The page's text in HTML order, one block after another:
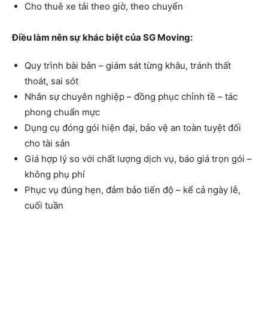
Cho thuê xe tải theo giờ, theo chuyến
Điều làm nên sự khác biệt của SG Moving:
Quy trình bài bản – giám sát từng khâu, tránh thất
thoát, sai sót
Nhân sự chuyên nghiệp – đồng phục chỉnh tề – tác
phong chuẩn mực
Dụng cụ đóng gói hiện đại, bảo vệ an toàn tuyệt đối
cho tài sản
Giá hợp lý so với chất lượng dịch vụ, báo giá trọn gói –
không phụ phí
Phục vụ đúng hẹn, đảm bảo tiến độ – kể cả ngày lễ,
cuối tuần